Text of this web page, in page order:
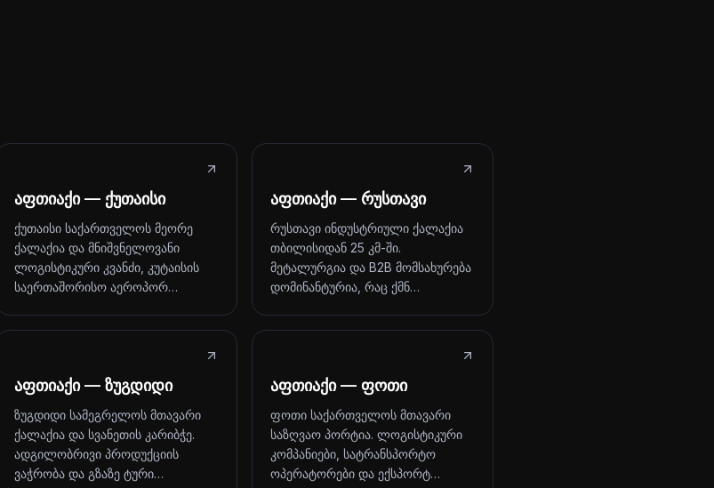
აფთიაქი — ქუთაისი
ქუთაისი საქართველოს მეორე
ქალაქია და მნიშვნელოვანი
ლოგისტიკური კვანძი, კუტაისის
საერთაშორისო აეროპორ…
აფთიაქი — რუსთავი
რუსთავი ინდუსტრიული ქალაქია
თბილისიდან 25 კმ-ში.
მეტალურგია და B2B მომსახურება
დომინანტურია, რაც ქმნ…
აფთიაქი — ზუგდიდი
ზუგდიდი სამეგრელოს მთავარი
ქალაქია და სვანეთის კარიბჭე.
ადგილობრივი პროდუქციის
ვაჭრობა და გზაზე ტური…
აფთიაქი — ფოთი
ფოთი საქართველოს მთავარი
საზღვაო პორტია. ლოგისტიკური
კომპანიები, სატრანსპორტო
ოპერატორები და ექსპორტ…